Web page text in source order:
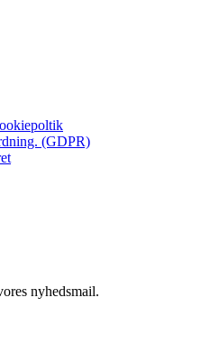
(GDPR)
nyhedsmail.